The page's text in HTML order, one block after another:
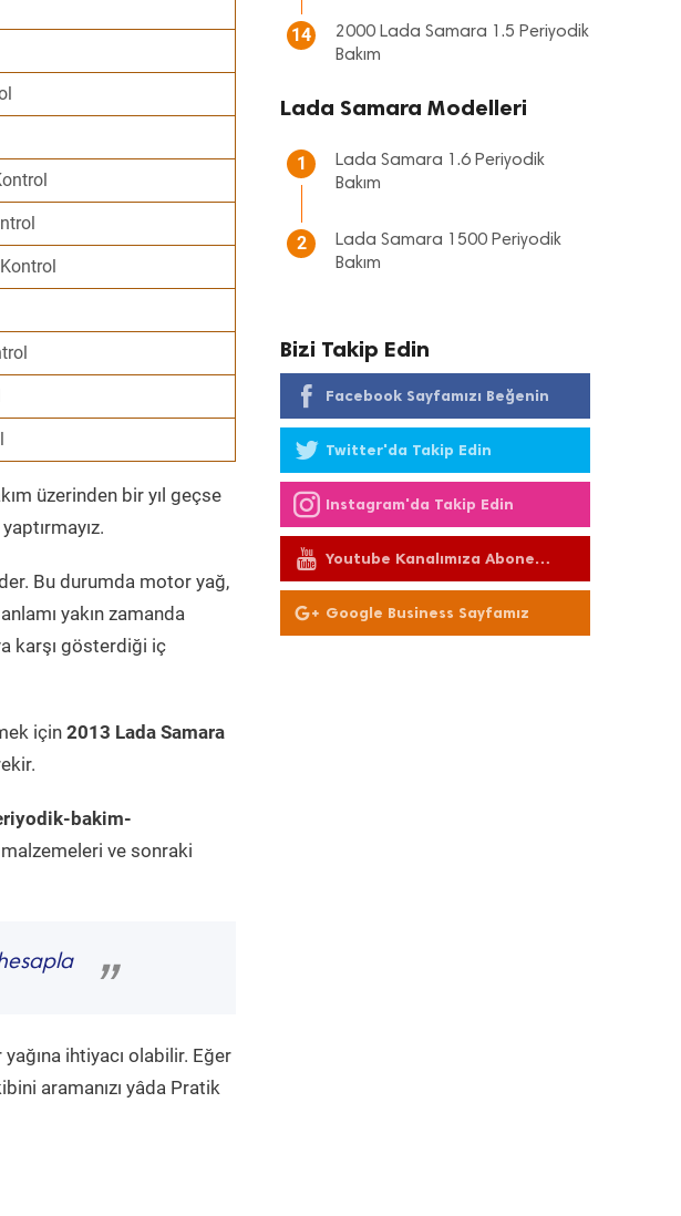
üzerinden bir yıl geçse
Bu durumda motor yağ,
yakın zamanda
karşı gösterdiği iç
için 2013 Lada Samara
bakim-
ve sonraki
”
ihtiyacı olabilir. Eğer
aramanızı yâda Pratik
14
2000 Lada Samara 1.5 Periyodik
Bakım
Lada Samara Modelleri
1
Lada Samara 1.6 Periyodik
Bakım
2
Lada Samara 1500 Periyodik
Bakım
Bizi Takip Edin
Facebook Sayfamızı Beğenin
Twitter'da Takip Edin
Instagram'da Takip Edin
Youtube Kanalımıza Abone
Olun
Google Business Sayfamız